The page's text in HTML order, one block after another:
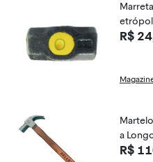
R$
a
R$